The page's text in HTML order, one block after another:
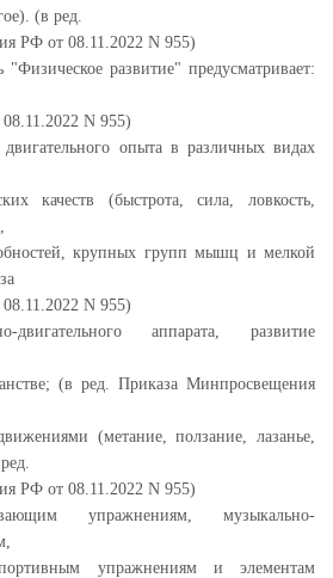
(в ред.
РФ от 08.11.2022 N 955)
"Физическое развитие" предусматривает:
N 955)
двигательного опыта в различных видах
качеств (быстрота, сила, ловкость,
крупных групп мышц и мелкой
N 955)
двигательного аппарата, развитие
(в ред. Приказа Минпросвещения
(метание, ползание, лазанье,
РФ от 08.11.2022 N 955)
упражнениям, музыкально-
упражнениям и элементам